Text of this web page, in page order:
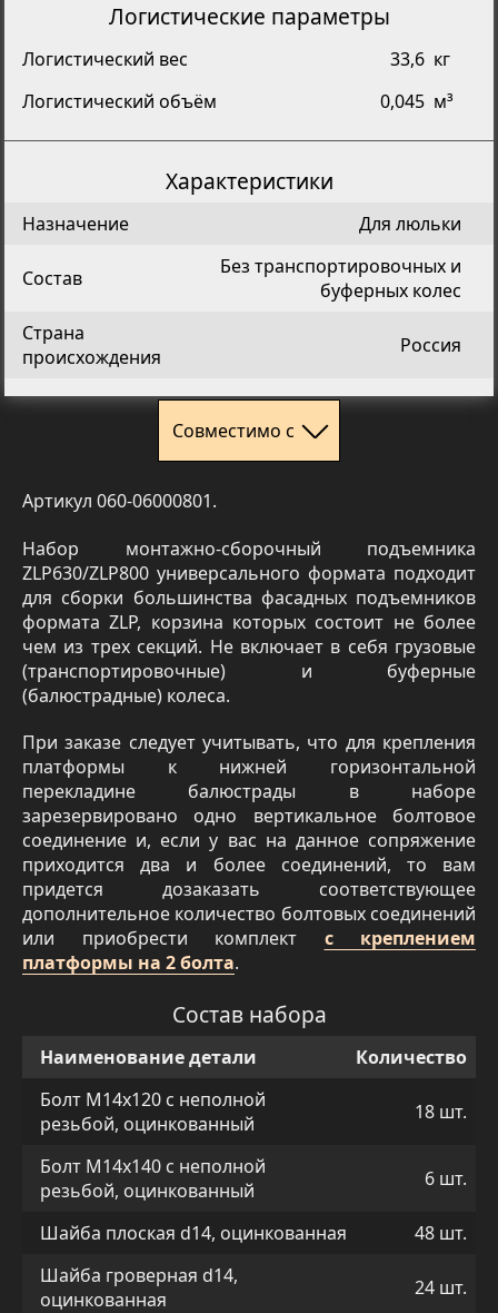
Логистические параметры
Логистический вес 33,6 кг
Логистический объём
0,045 м³
Характеристики
Назначение Для люльки
Состав
Без транспортировочных и
буферных колес
Страна
происхождения
Россия
Совместимо с
Артикул 060-06000801.
Набор монтажно-сборочный подъемника
ZLP630/ZLP800 универсального формата подходит
для сборки большинства фасадных подъемников
формата ZLP, корзина которых состоит не более
чем из трех секций. Не включает в себя грузовые
(транспортировочные) и буферные
(балюстрадные) колеса.
При заказе следует учитывать, что для крепления
платформы к нижней горизонтальной
перекладине балюстрады в наборе
зарезервировано одно вертикальное болтовое
соединение и, если у вас на данное сопряжение
приходится два и более соединений, то вам
придется дозаказать соответствующее
дополнительное количество болтовых соединений
или приобрести комплект с креплением
платформы на 2 болта.
Состав набора
Наименование детали
Количество
Болт М14х120 с неполной
резьбой, оцинкованный
18 шт.
Болт М14х140 с неполной
резьбой, оцинкованный
6 шт.
Шайба плоская d14, оцинкованная
48 шт.
Шайба гроверная d14,
оцинкованная
24 шт.